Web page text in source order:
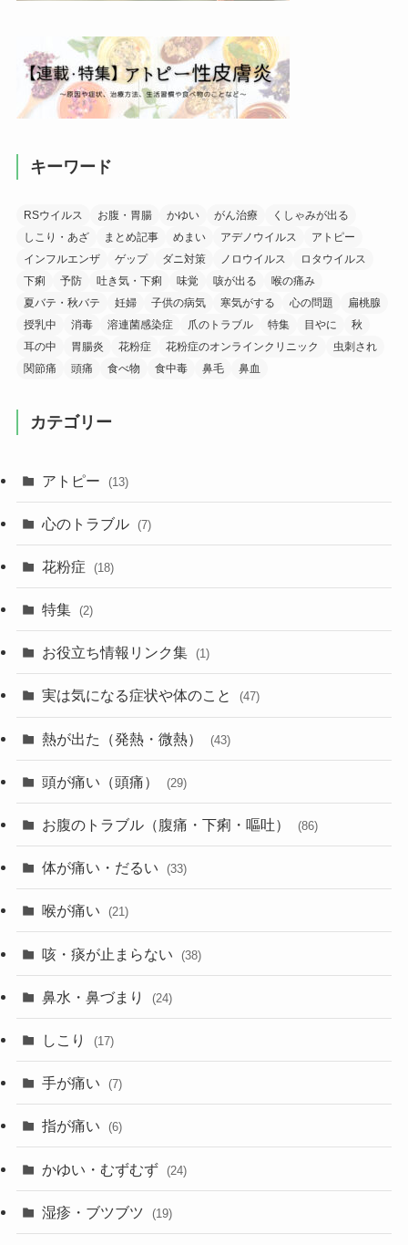
キーワード
RSウイルス お腹・胃腸 かゆい がん治療
くしゃみが出る
しこり・あざ
まとめ記事 めまい アデノウイルス
アトピー
インフルエンザ
ゲップ ダニ対策 ノロウイルス
ロタウイルス
下痢
予防 吐き気・下痢 味覚 咳が出る
喉の痛み
夏バテ・秋バテ
妊婦 子供の病気 寒気がする 心の問題
扁桃腺
授乳中
消毒 溶連菌感染症 爪のトラブル 特集 目やに
秋
耳の中
胃腸炎 花粉症 花粉症のオンラインクリニック
虫刺され
関節痛
頭痛 食べ物 食中毒 鼻毛 鼻血
カテゴリー
アトピー (13)
心のトラブル (7)
花粉症 (18)
特集 (2)
お役立ち情報リンク集 (1)
実は気になる症状や体のこと (47)
熱が出た（発熱・微熱） (43)
頭が痛い（頭痛） (29)
お腹のトラブル（腹痛・下痢・嘔吐） (86)
体が痛い・だるい (33)
喉が痛い (21)
咳・痰が止まらない (38)
鼻水・鼻づまり (24)
しこり (17)
手が痛い (7)
指が痛い (6)
かゆい・むずむず (24)
湿疹・ブツブツ (19)